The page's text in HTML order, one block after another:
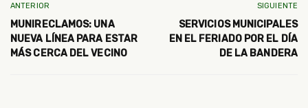
ANTERIOR
MUNIRECLAMOS: UNA
NUEVA LÍNEA PARA ESTAR
MÁS CERCA DEL VECINO
SIGUIENTE
SERVICIOS MUNICIPALES
EN EL FERIADO POR EL DÍA
DE LA BANDERA